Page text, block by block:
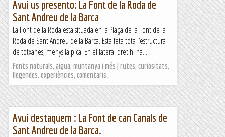
Avui us presento: La Font de la Roda de
Sant Andreu de la Barca
La Font de la Roda esta situada en la Plaça de la Font de la
Roda de Sant Andreu de la Barca. Esta feta tota l’estructura
de totxanes, menys la pica. En el lateral dret hi ha...
Fonts naturals, aigua, muntanya i més | rutes, curiositats,
llegendes, experiències, comentaris…
Avui destaquem : La Font de can Canals de
Sant Andreu de la Barca.